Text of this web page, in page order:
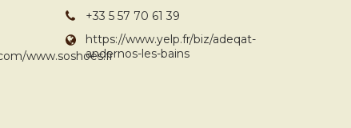
www.soshoes.fr
+33 5 57 70 61 39
https://www.yelp.fr/biz/adeqat-
andernos-les-bains